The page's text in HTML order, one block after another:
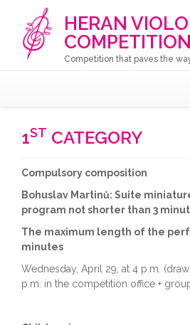
HERAN
COMPETITION
Competition that paves the
1ST CATEGORY
Compulsory composition
Bohuslav Martinů: Suite
program not shorter than 3
The maximum length of the
minutes
Wednesday, April 29, at 4 p.m.
p.m. in the competition office +